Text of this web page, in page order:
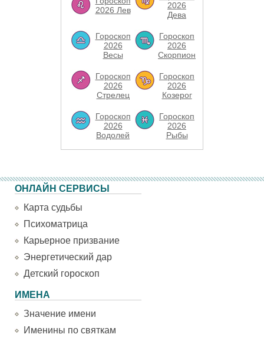
2026 Лев
2026
Дева
Гороскоп
2026
Весы
Гороскоп
2026
Скорпион
Гороскоп
2026
Стрелец
Гороскоп
2026
Козерог
Гороскоп
2026
Водолей
Гороскоп
2026
Рыбы
ОНЛАЙН СЕРВИСЫ
Карта судьбы
Психоматрица
Карьерное призвание
Энергетический дар
Детский гороскоп
ИМЕНА
Значение имени
Именины по святкам